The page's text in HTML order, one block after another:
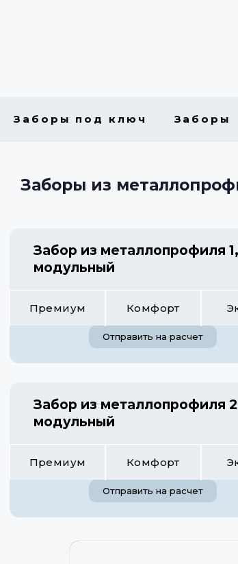
Заборы под ключ Заборы
Заборы из
Забор из металлопрофиля
модульный
Премиум Комфорт
Отправить на расчет
Забор из металлопрофиля
модульный
Премиум Комфорт
Отправить на расчет